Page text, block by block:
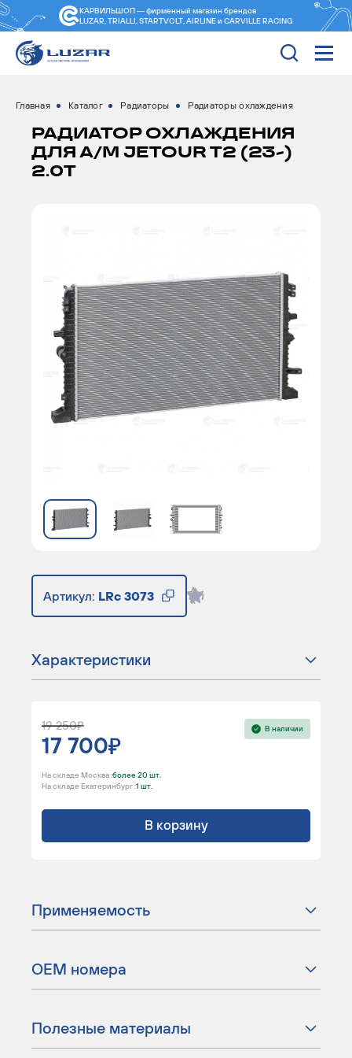
КАРВИЛЬШОП — фирменный магазин брендов
LUZAR, TRIALLI, STARTVOLT, AIRLINE и CARVILLE RACING
Главная Каталог Радиаторы Радиаторы охлаждения
РАДИАТОР ОХЛАЖДЕНИЯ
ДЛЯ А/М JETOUR T2 (23-)
2.0T
Артикул: LRc 3073
Характеристики
19 250
17 700
В наличии
На складе Москва :более 20 шт.
На складе Екатеринбург :1 шт.
В корзину
Применяемость
ОЕМ номера
Полезные материалы